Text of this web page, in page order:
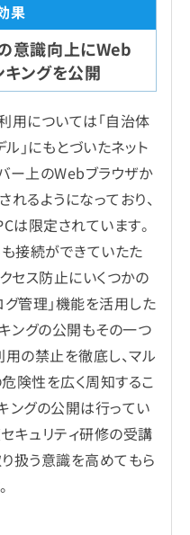
意識向上にWeb
キングを公開
用については「自治体
」にもとづいたネット
ー上のWebブラウザか
るようになっており、
は限定されています。
接続ができていたた
セス防止にいくつかの
グ管理」機能を活用した
ングの公開もその一つ
用の禁止を徹底し、マル
険性を広く周知するこ
ングの公開は行ってい
キュリティ研修の受講
扱う意識を高めてもら